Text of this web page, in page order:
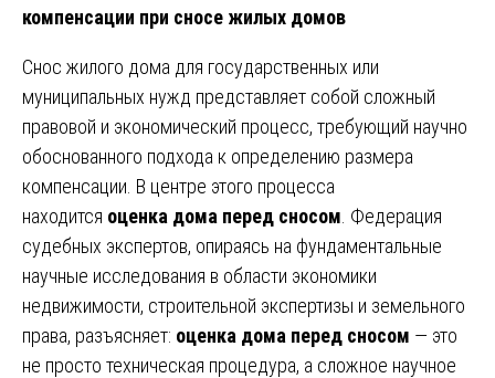
компенсации при сносе жилых домов
Снос жилого дома для государственных или
муниципальных нужд представляет собой сложный
правовой и экономический процесс, требующий научно
обоснованного подхода к определению размера
компенсации. В центре этого процесса
находится оценка дома перед сносом . Федерация
судебных экспертов, опираясь на фундаментальные
научные исследования в области экономики
недвижимости, строительной экспертизы и земельного
права, разъясняет: оценка дома перед сносом — это
не просто техническая процедура, а сложное научное